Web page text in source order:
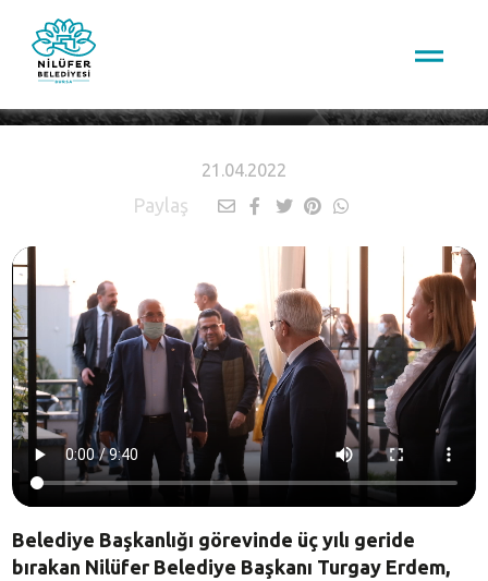
21.04.2022
Paylaş
Belediye Başkanlığı görevinde üç yılı geride
bırakan Nilüfer Belediye Başkanı Turgay Erdem,